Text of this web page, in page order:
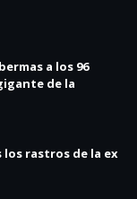
a los 96
de la
rastros de la ex